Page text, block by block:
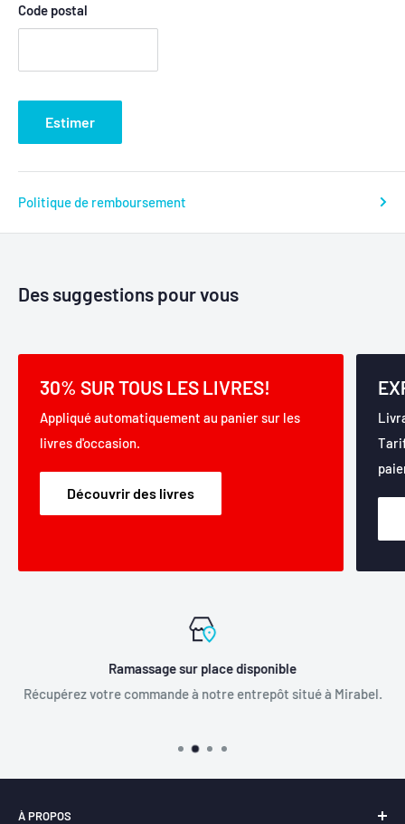
Code postal
Estimer
Politique de remboursement
Des suggestions pour vous
30% SUR TOUS LES LIVRES!
Appliqué automatiquement au panier sur les
livres d'occasion.
Découvrir des livres
Ramassage sur place disponible
Récupérez votre commande à notre entrepôt situé à Mirabel.
À PROPOS